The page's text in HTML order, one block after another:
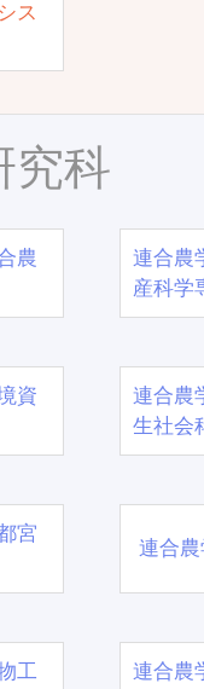
ス
究科
農
連合農
産科学
資
連合農
生社会
宮
連合
工
連合農